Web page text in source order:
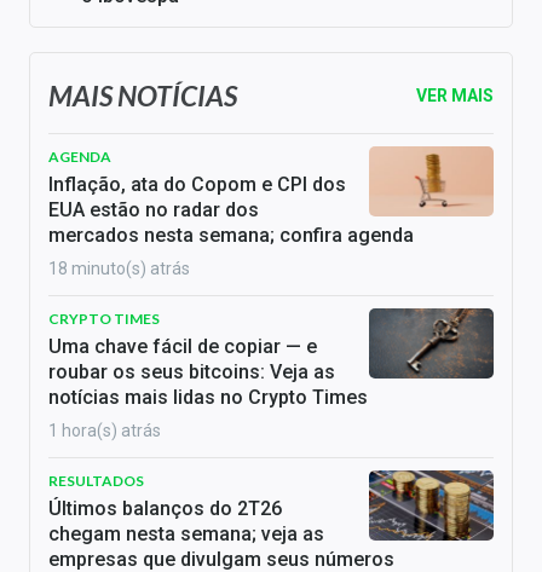
MAIS NOTÍCIAS VER MAIS
AGENDA
Inflação, ata do Copom e CPI dos
EUA estão no radar dos
mercados nesta semana; confira agenda
18 minuto(s) atrás
CRYPTO TIMES
Uma chave fácil de copiar — e
roubar os seus bitcoins: Veja as
notícias mais lidas no Crypto Times
1 hora(s) atrás
RESULTADOS
Últimos balanços do 2T26
chegam nesta semana; veja as
empresas que divulgam seus números